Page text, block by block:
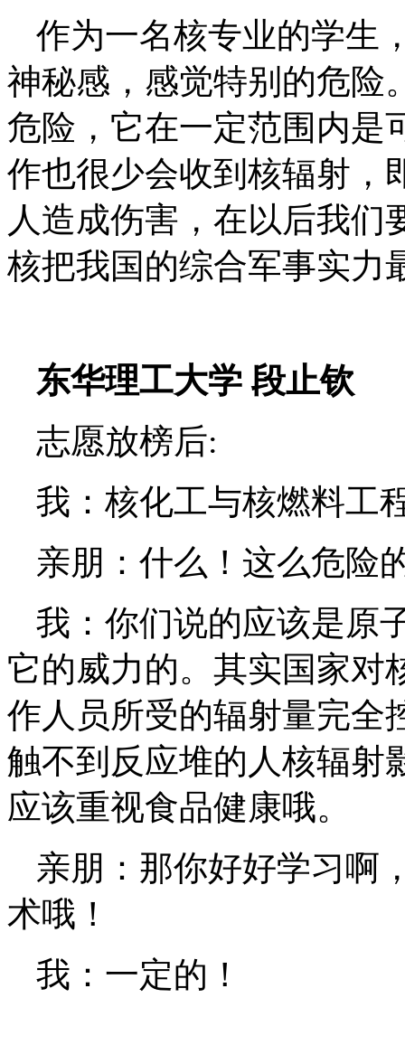
作为一名核专业的学生
神秘感，感觉特别的危险
危险，它在一定范围内是
作也很少会收到核辐射，
人造成伤害，在以后我们
核把我国的综合军事实力
东华理工大学 段止钦
志愿放榜后:
我：核化工与核燃料工
亲朋：什么！这么危险
我：你们说的应该是原
它的威力的。其实国家对
作人员所受的辐射量完全
触不到反应堆的人核辐射
应该重视食品健康哦。
亲朋：那你好好学习啊
术哦！
我：一定的！